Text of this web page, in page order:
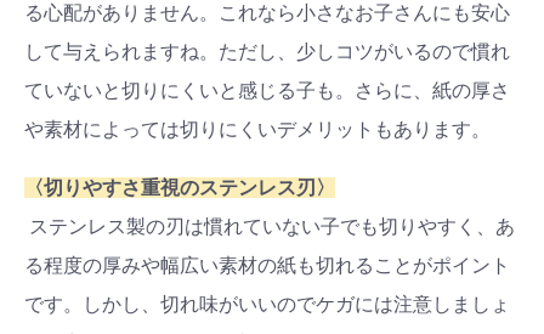
る心配がありません。これなら小さなお子さんにも安心
して与えられますね。ただし、少しコツがいるので慣れ
ていないと切りにくいと感じる子も。さらに、紙の厚さ
や素材によっては切りにくいデメリットもあります。
〈切りやすさ重視のステンレス刃〉
ステンレス製の刃は慣れていない子でも切りやすく、あ
る程度の厚みや幅広い素材の紙も切れることがポイント
です。しかし、切れ味がいいのでケガには注意しましょ